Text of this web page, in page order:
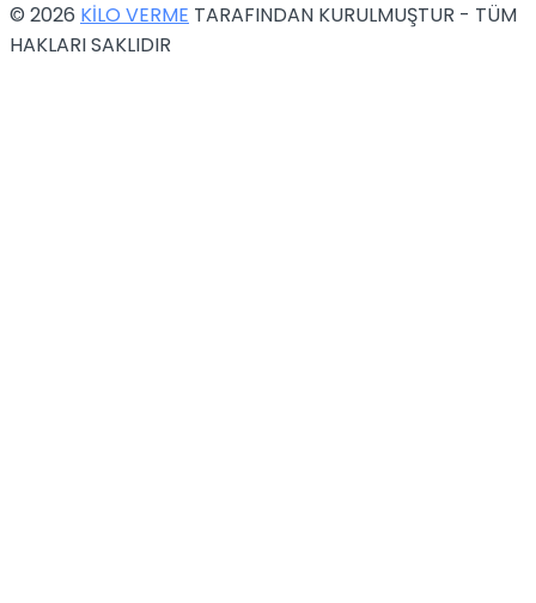
© 2026 KİLO VERME TARAFINDAN KURULMUŞTUR - TÜM
HAKLARI SAKLIDIR